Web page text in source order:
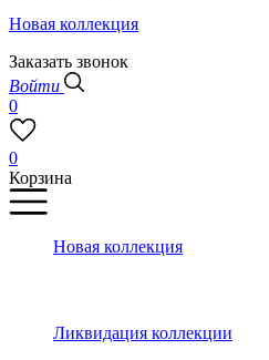
Новая коллекция
Заказать звонок
Войти
0
0
Корзина
Новая коллекция
Ликвидация коллекции